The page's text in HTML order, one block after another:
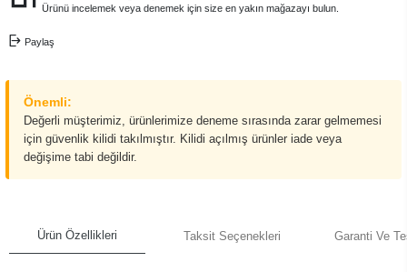
Ürünü incelemek veya denemek için size en yakın mağazayı bulun.
Paylaş
Önemli:
Değerli müşterimiz, ürünlerimize deneme sırasında zarar gelmemesi
için güvenlik kilidi takılmıştır. Kilidi açılmış ürünler iade veya
değişime tabi değildir.
Ürün Özellikleri Taksit Seçenekleri Garanti Ve